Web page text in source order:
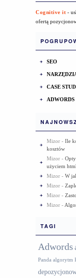
Cognitive it -
ofertą
SEO
CASE
ADWORDS
Mizor - Ile
kosztów
Mizor -
użyciem html
Mizor - W
Mizor -
Mizor -
Mizor -
TAGI
Adwords
Panda algorytm